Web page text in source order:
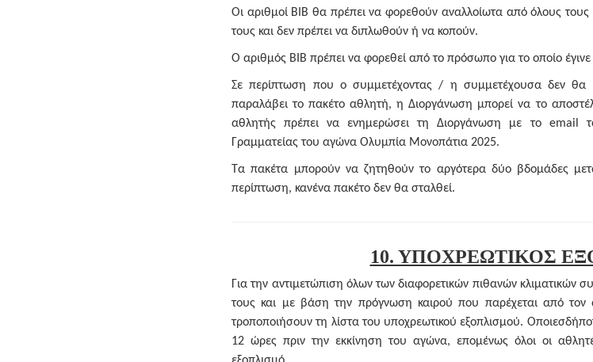
Οι αριθμοί ΒΙΒ θα πρέπει να φορεθούν αναλλοίωτα από όλους
τους και δεν πρέπει να διπλωθούν ή να κοπούν.
Ο αριθμός ΒΙΒ πρέπει να φορεθεί από το πρόσωπο για το οποίο
Σε περίπτωση που ο συμμετέχοντας / η συμμετέχουσα δεν θα
παραλάβει το πακέτο αθλητή, η Διοργάνωση μπορεί να το
αθλητής πρέπει να ενημερώσει τη Διοργάνωση με το email το
Γραμματείας του αγώνα Ολυμπία Μονοπάτια 2025.
Τα πακέτα μπορούν να ζητηθούν το αργότερα δύο βδομάδες
περίπτωση, κανένα πακέτο δεν θα σταλθεί.
10. ΥΠΟΧΡΕΩΤΙΚΟΣ
Για την αντιμετώπιση όλων των διαφορετικών πιθανών
τους και με βάση την πρόγνωση καιρού που παρέχεται από τον
τροποποιήσουν τη λίστα του υποχρεωτικού εξοπλισμού.
12 ώρες πριν την εκκίνηση του αγώνα, επομένως όλοι οι